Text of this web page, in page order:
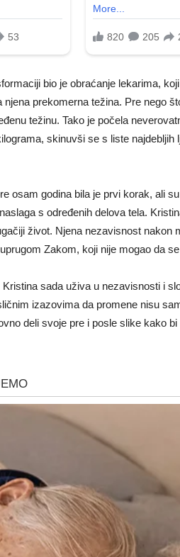
bio je obraćanje lekarima,
njena prekomerna težina. Pre nego
težinu. Tako je počela
skinuvši se s liste najdebljih
osam godina bila je prvi korak, ali
s određenih delova tela.
život. Njena nezavisnost nakon
Zakom, koji nije mogao da
sada uživa u nezavisnosti i
izazovima da promene nisu
deli svoje pre i posle slike kako